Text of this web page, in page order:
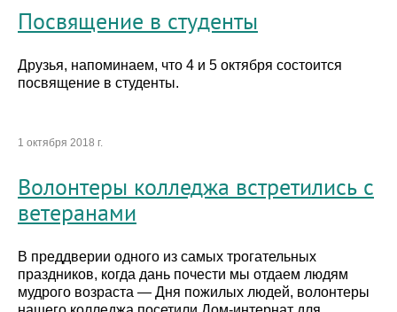
Посвящение в студенты
Друзья, напоминаем, что 4 и 5 октября состоится
посвящение в студенты.
1 октября 2018 г.
Волонтеры колледжа встретились с
ветеранами
В преддверии одного из самых трогательных
праздников, когда дань почести мы отдаем людям
мудрого возраста — Дня пожилых людей, волонтеры